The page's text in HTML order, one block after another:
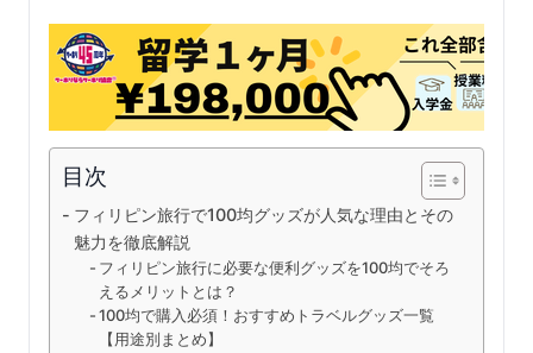
目次
フィリピン旅行で100均グッズが人気な理由とその
魅力を徹底解説
フィリピン旅行に必要な便利グッズを100均でそろ
えるメリットとは？
100均で購入必須！おすすめトラベルグッズ一覧
【用途別まとめ】